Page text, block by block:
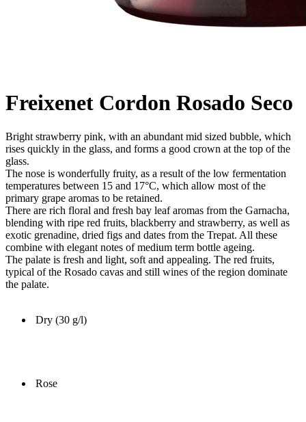
Freixenet Cordon Rosado Seco
Bright strawberry pink, with an abundant mid sized bubble, which
rises quickly in the glass, and forms a good crown at the top of the
glass.
The nose is wonderfully fruity, as a result of the low fermentation
temperatures between 15 and 17°C, which allow most of the
primary grape aromas to be retained.
There are rich floral and fresh bay leaf aromas from the Garnacha,
blending with ripe red fruits, blackberry and strawberry, as well as
exotic grenadine, dried figs and dates from the Trepat. All these
combine with elegant notes of medium term bottle ageing.
The palate is fresh and light, soft and appealing. The red fruits,
typical of the Rosado cavas and still wines of the region dominate
the palate.
Dry (30 g/l)
Rose